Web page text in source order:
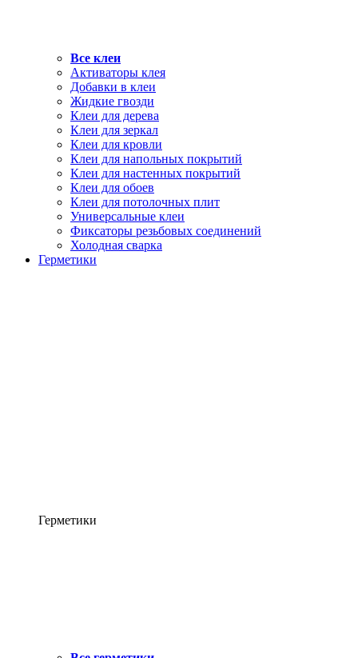
Все клеи
Активаторы клея
Добавки в клеи
Жидкие гвозди
Клеи для дерева
Клеи для зеркал
Клеи для кровли
Клеи для напольных покрытий
Клеи для настенных покрытий
Клеи для обоев
Клеи для потолочных плит
Универсальные клеи
Фиксаторы резьбовых соединений
Холодная сварка
Герметики
Герметики